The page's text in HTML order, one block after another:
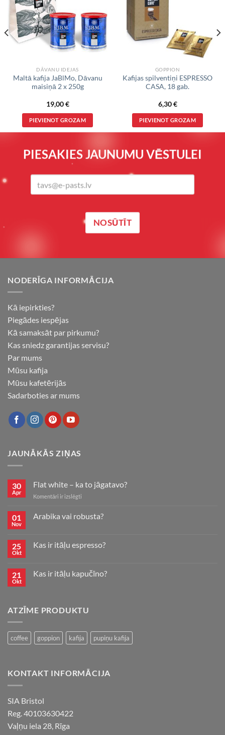
DĀVANU IDEJAS
Maltā kafija JaBlMo, Dāvanu
maisiņā 2 x 250g
19,00€
PIEVIENOT GROZAM
GOPPION
Kafijas spilventiņi ESPRESSO
CASA, 18 gab.
6,30€
PIEVIENOT GROZAM
PIESAKIES JAUNUMU VĒSTULEI
NODERĪGA INFORMĀCIJA
Kā iepirkties?
Piegādes iespējas
Kā samaksāt par pirkumu?
Kas sniedz garantijas servisu?
Par mums
Mūsu kafija
Mūsu kafetērijās
Sadarboties ar mums
JAUNĀKĀS ZIŅAS
30
Apr
Flat white – ka to jāgatavo?
Komentāri ir izslēgti
–
ka
01
Nov
Arabika vai robusta?
25
Okt
Kas ir itāļu espresso?
21
Okt
Kas ir itāļu kapučīno?
ATZĪME PRODUKTU
coffee goppion kafija pupiņu kafija
KONTAKT INFORMĀCIJA
SIA Bristol
Reg. 40103630422
Vaļņu iela 28, Rīga